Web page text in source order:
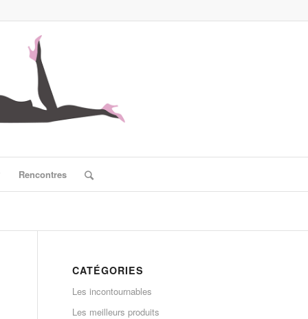
Rencontres
CATÉGORIES
Les incontournables
Les meilleurs produits